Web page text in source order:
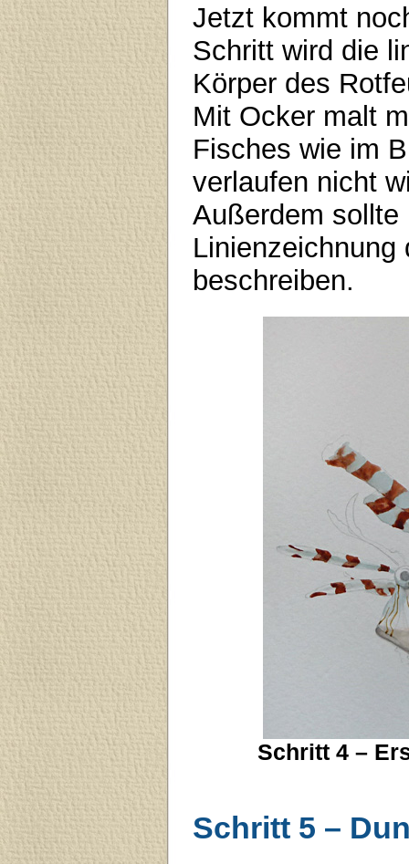
Jetzt kommt
Schritt wird die
Körper des
Mit Ocker malt
Fisches wie im
verlaufen nicht
Außerdem sollte
Linienzeichnung
beschreiben.
Schritt 4 –
Schritt 5 –